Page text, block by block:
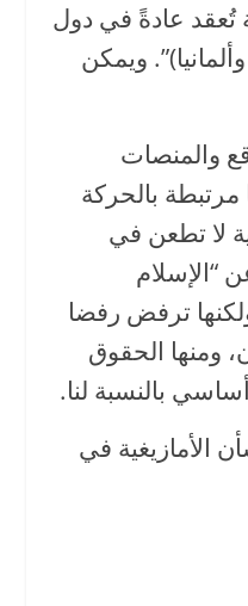
تُعقد عادةً في دول
ويمكن
والمنصات
مرتبطة بالحركة
لا تطعن في
“الإسلام
ترفض رفضا
ومنها الحقوق
أساسي بالنسبة لنا.
الأمازيغية في